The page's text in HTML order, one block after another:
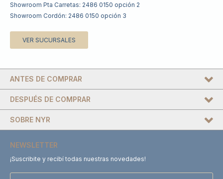
Showroom Pta Carretas: 2486 0150 opción 2
Showroom Cordón: 2486 0150 opción 3
VER SUCURSALES
DESPUÉS DE COMPRAR
SOBRE NYR
ANTES DE COMPRAR
NEWSLETTER
¡Suscribite y recibí todas nuestras novedades!